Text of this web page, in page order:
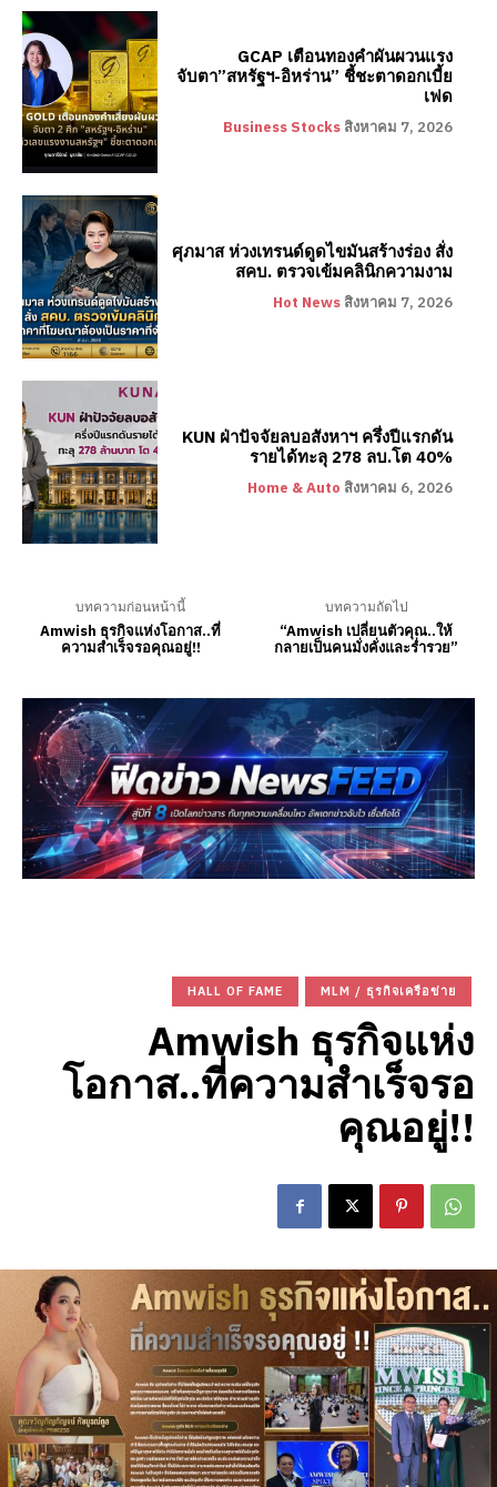
GCAP เตือนทองคำผันผวนแรง
จับตา”สหรัฐฯ-อิหร่าน” ชี้ชะตาดอกเบี้ย
เฟด
Business Stocks สิงหาคม 7, 2026
ศุภมาส ห่วงเทรนด์ดูดไขมันสร้างร่อง สั่ง
สคบ. ตรวจเข้มคลินิกความงาม
Hot News สิงหาคม 7, 2026
KUN ฝ่าปัจจัยลบอสังหาฯ ครึ่งปีแรกดัน
รายได้ทะลุ 278 ลบ.โต 40%
Home & Auto สิงหาคม 6, 2026
บทความก่อนหน้านี้
Amwish ธุรกิจแห่งโอกาส..ที่
ความสำเร็จรอคุณอยู่!!
บทความถัดไป
“Amwish เปลี่ยนตัวคุณ..ให้
กลายเป็นคนมั่งคั่งและร่ำรวย”